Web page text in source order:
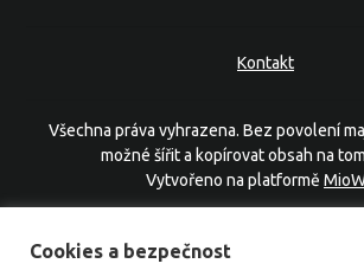
Kontakt
Všechna práva vyhrazena. Bez povolení
možné šířit a kopírovat obsah na
Vytvořeno na platformě
Cookies a bezpečnost